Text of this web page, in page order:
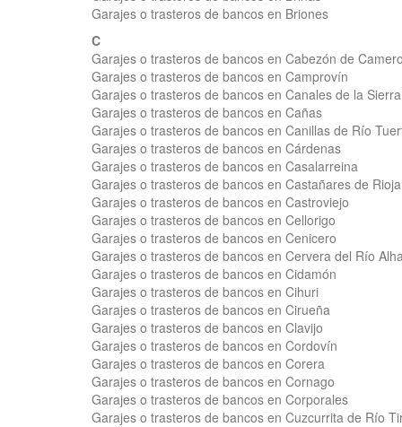
Garajes o trasteros de bancos en Briones
C
Garajes o trasteros de bancos en Cabezón de
Garajes o trasteros de bancos en Camprovín
Garajes o trasteros de bancos en Canales de la Sierra
Garajes o trasteros de bancos en Cañas
Garajes o trasteros de bancos en Canillas de Río
Garajes o trasteros de bancos en Cárdenas
Garajes o trasteros de bancos en Casalarreina
Garajes o trasteros de bancos en Castañares de Rioja
Garajes o trasteros de bancos en Castroviejo
Garajes o trasteros de bancos en Cellorigo
Garajes o trasteros de bancos en Cenicero
Garajes o trasteros de bancos en Cervera del Río
Garajes o trasteros de bancos en Cidamón
Garajes o trasteros de bancos en Cihuri
Garajes o trasteros de bancos en Cirueña
Garajes o trasteros de bancos en Clavijo
Garajes o trasteros de bancos en Cordovín
Garajes o trasteros de bancos en Corera
Garajes o trasteros de bancos en Cornago
Garajes o trasteros de bancos en Corporales
Garajes o trasteros de bancos en Cuzcurrita de Río